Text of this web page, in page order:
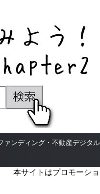
ァンディング・不動産デジタ
本サイトはプロモーシ